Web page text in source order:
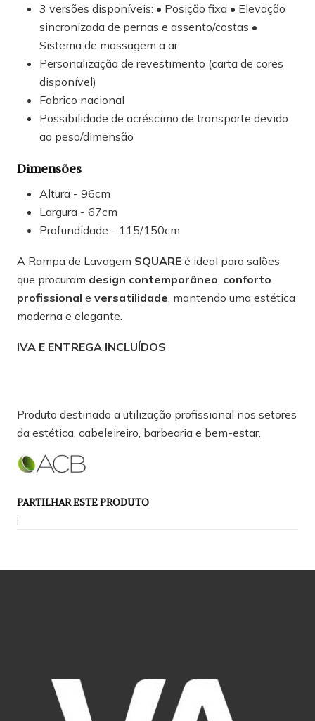
3 versões disponíveis: • Posição fixa • Elevação
sincronizada de pernas e assento/costas •
Sistema de massagem a ar
Personalização de revestimento (carta de cores
disponível)
Fabrico nacional
Possibilidade de acréscimo de transporte devido
ao peso/dimensão
Dimensões
Altura - 96cm
Largura - 67cm
Profundidade - 115/150cm
A Rampa de Lavagem SQUARE é ideal para salões
que procuram design contemporâneo conforto
profissional e versatilidade , mantendo uma estética
moderna e elegante.
IVA E ENTREGA INCLUÍDOS
Produto destinado a utilização profissional nos setores
da estética, cabeleireiro, barbearia e bem-estar.
PARTILHAR ESTE PRODUTO
|